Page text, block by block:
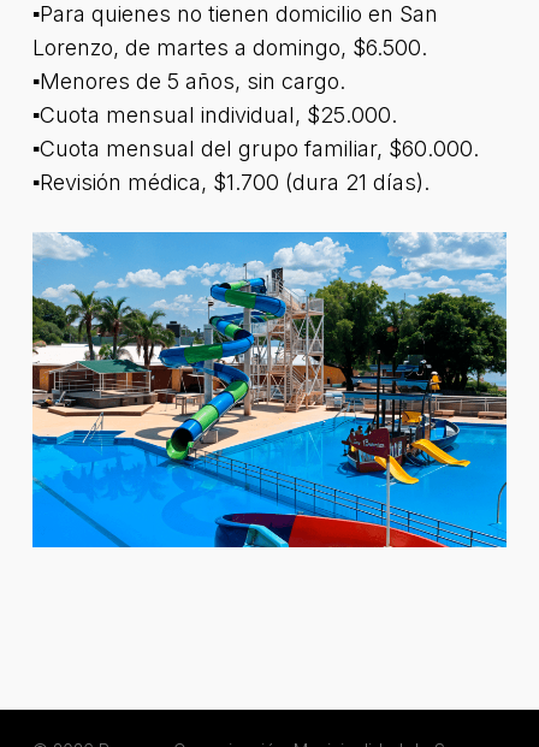
▪Para quienes no tienen domicilio en San
Lorenzo, de martes a domingo, $6.500.
▪Menores de 5 años, sin cargo.
▪Cuota mensual individual, $25.000.
▪Cuota mensual del grupo familiar, $60.000.
▪Revisión médica, $1.700 (dura 21 días).